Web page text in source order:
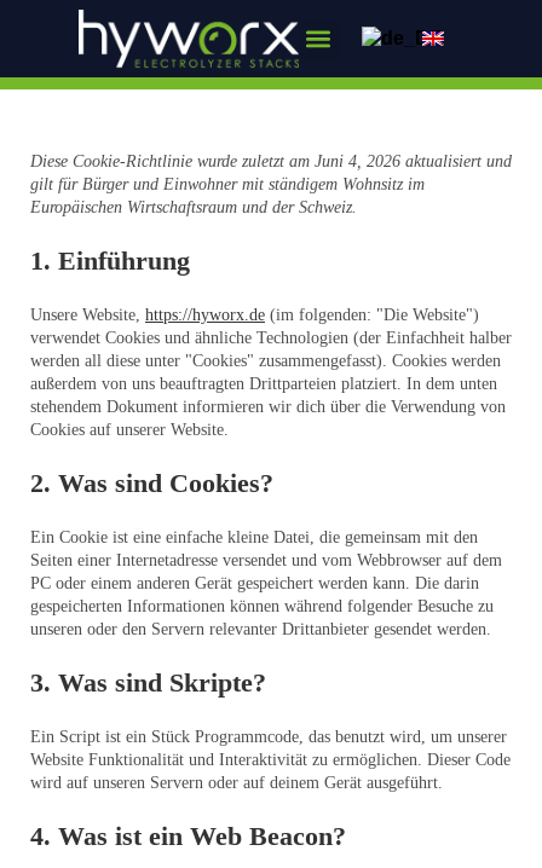
Diese Cookie-Richtlinie wurde zuletzt am Juni 4, 2026 aktualisiert und
gilt für Bürger und Einwohner mit ständigem Wohnsitz im
Europäischen Wirtschaftsraum und der Schweiz.
1. Einführung
Unsere Website, https://hyworx.de(im folgenden: "Die Website")
verwendet Cookies und ähnliche Technologien (der Einfachheit halber
werden all diese unter "Cookies" zusammengefasst). Cookies werden
außerdem von uns beauftragten Drittparteien platziert. In dem unten
stehendem Dokument informieren wir dich über die Verwendung von
Cookies auf unserer Website.
2. Was sind Cookies?
Ein Cookie ist eine einfache kleine Datei, die gemeinsam mit den
Seiten einer Internetadresse versendet und vom Webbrowser auf dem
PC oder einem anderen Gerät gespeichert werden kann. Die darin
gespeicherten Informationen können während folgender Besuche zu
unseren oder den Servern relevanter Drittanbieter gesendet werden.
3. Was sind Skripte?
Ein Script ist ein Stück Programmcode, das benutzt wird, um unserer
Website Funktionalität und Interaktivität zu ermöglichen. Dieser Code
wird auf unseren Servern oder auf deinem Gerät ausgeführt.
4. Was ist ein Web Beacon?